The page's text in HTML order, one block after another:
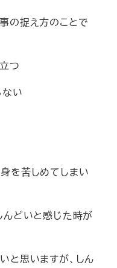
の捉え方のことで
つ
い
を苦しめてしまい
んどいと感じた時が
と思いますが、しん